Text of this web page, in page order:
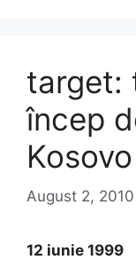
target:
încep
Kosovo
August 2, 2010
12 iunie 1999